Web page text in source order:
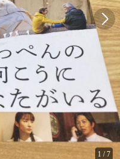
1 /7